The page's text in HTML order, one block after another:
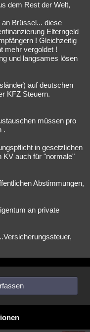
dem Rest der Welt,
Brüssel... diese
Elterngeld
! Gleichzeitig
mehr vergoldet !
und langsames lösen
auf deutschen
KFZ Steuern.
müssen pro
.
in gesetzlichen
KV auch für "normale"
Abstimmungen,
an private